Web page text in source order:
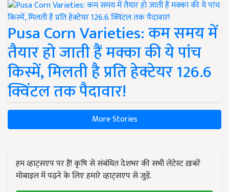
Pusa Corn Varieties: कम समय में
तैयार हो जाती हैं मक्का की ये पांच
किस्में, मिलती है प्रति हेक्टेयर 126.6
क्विंटल तक पैदावार!
More Stories
हम व्हाट्सएप पर हैं! कृषि से संबंधित देशभर की सभी लेटेस्ट ख़बरें
मोबाइल में पढ़ने के लिए हमारे व्हाट्सएप से जुड़ें.